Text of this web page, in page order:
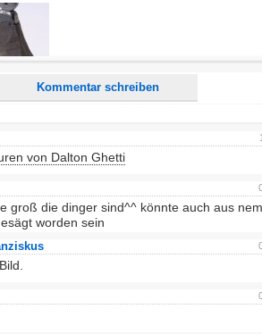
Kommentar schreiben
wenn zu meinem Kommentar Antworten erscheinen.
wenn auf dieser Seite weitere Kommentare erscheinen.
von Dalton Ghetti
groß die dinger sind^^ könnte auch aus
worden sein